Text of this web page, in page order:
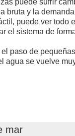
puede sufrir
bruta y la
puede ver todo
el sistema de
paso de
agua se vuelve
mar